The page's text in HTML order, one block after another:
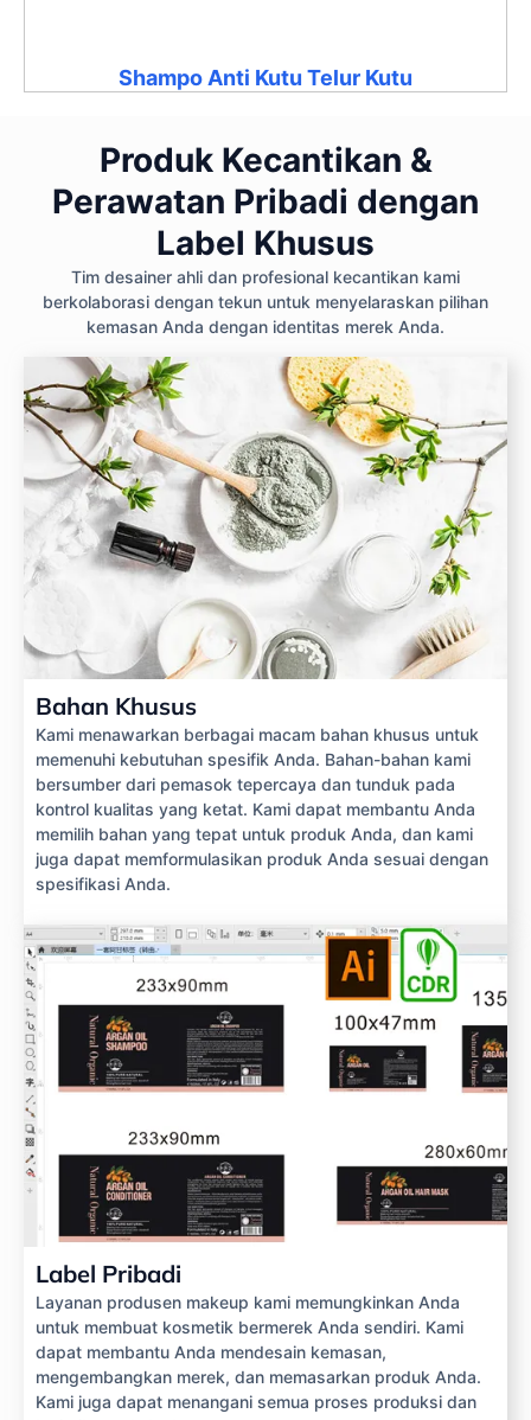
Shampo Anti Kutu Telur Kutu
Produk Kecantikan &
Perawatan Pribadi dengan
Label Khusus
Tim desainer ahli dan profesional kecantikan kami
berkolaborasi dengan tekun untuk menyelaraskan pilihan
kemasan Anda dengan identitas merek Anda.
Bahan Khusus
Kami menawarkan berbagai macam bahan khusus untuk
memenuhi kebutuhan spesifik Anda. Bahan-bahan kami
bersumber dari pemasok tepercaya dan tunduk pada
kontrol kualitas yang ketat. Kami dapat membantu Anda
memilih bahan yang tepat untuk produk Anda, dan kami
juga dapat memformulasikan produk Anda sesuai dengan
spesifikasi Anda.
Label Pribadi
Layanan produsen makeup kami memungkinkan Anda
untuk membuat kosmetik bermerek Anda sendiri. Kami
dapat membantu Anda mendesain kemasan,
mengembangkan merek, dan memasarkan produk Anda.
Kami juga dapat menangani semua proses produksi dan